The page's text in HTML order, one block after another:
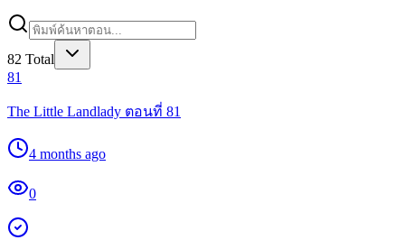
82 Total
81
The Little Landlady ตอนที่ 81
4 months ago
0